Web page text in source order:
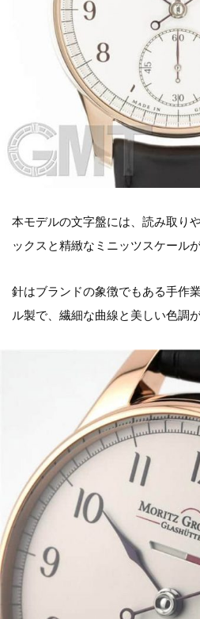
本モデルの文字盤には、読み取り
ックスと精緻なミニッツスケール
針はブランドの象徴でもある手作
ル製で、繊細な曲線と美しい色調